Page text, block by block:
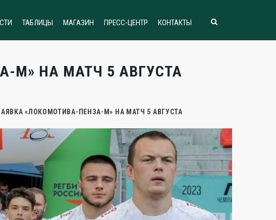
ТАБЛИЦЫ МАГАЗИН ПРЕСС-ЦЕНТР КОНТАКТЫ
М» НА МАТЧ 5 АВГУСТА
«ЛОКОМОТИВА-ПЕНЗА-М» НА МАТЧ 5 АВГУСТА